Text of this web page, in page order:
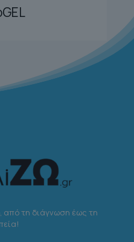
από τη διάγνωση έως τη